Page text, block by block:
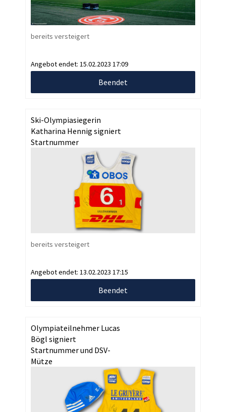
bereits versteigert
Angebot endet: 15.02.2023 17:09
Beendet
Ski-Olympiasiegerin
Katharina Hennig signiert
Startnummer
bereits versteigert
Angebot endet: 13.02.2023 17:15
Beendet
Olympiateilnehmer Lucas
Bögl signiert
Startnummer und DSV-
Mütze